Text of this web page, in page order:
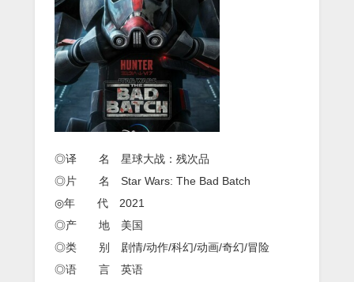
残
次
品》
更
新
◎译 名 星球大战：残次品
◎片 名 Star Wars: The Bad Batch
◎年 代 2021
◎产 地 美国
◎类 别 剧情/动作/科幻/动画/奇幻/冒险
◎语 言 英语